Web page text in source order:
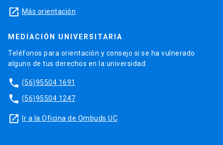
launch Más orientación
MEDIACIÓN UNIVERSITARIA
Teléfonos para orientación y consejo si se ha vulnerado
alguno de tus derechos en la universidad.
phone (56)95504 1691
phone (56)95504 1247
launch Ir a la Oficina de Ombuds UC